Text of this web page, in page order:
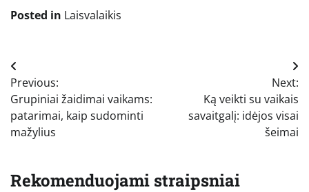
Posted in Laisvalaikis
Navigacija
tarp
įrašų
Previous:
Grupiniai žaidimai vaikams:
patarimai, kaip sudominti
mažylius
Next:
Ką veikti su vaikais
savaitgalį: idėjos visai
šeimai
Rekomenduojami straipsniai